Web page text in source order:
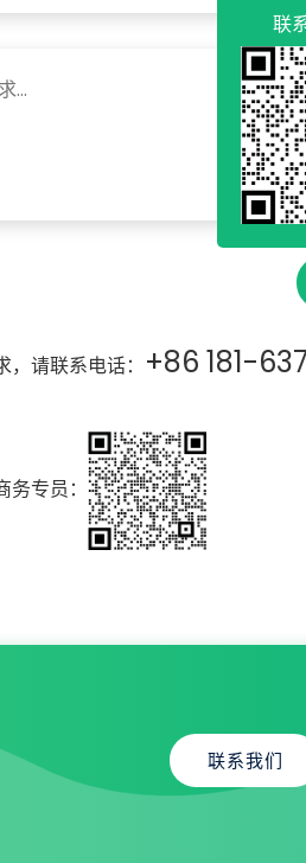
请联系电话： +86 181-
专员：
联系我们
联